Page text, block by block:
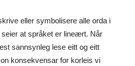
eller symbolisere alle orda i
seier at språket er lineært. Når
sannsynleg lese eitt og eitt
konsekvensar for korleis vi